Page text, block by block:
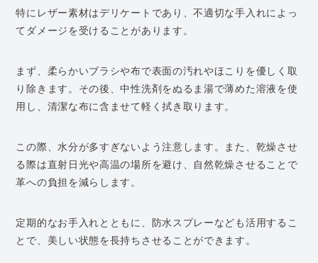
特にレザー素材はデリケートであり、不適切な手入れによっ
てダメージを受けることがあります。
まず、柔らかいブラシや布で表面の汚れやほこりを優しく取
り除きます。その後、中性洗剤をぬるま湯で薄めた溶液を使
用し、清潔な布に含ませて軽く拭き取ります。
この際、水分が多すぎないよう注意します。また、乾燥させ
る際は直射日光や高温の場所を避け、自然乾燥させることで
革への負担を減らします。
定期的なお手入れとともに、防水スプレーなども活用するこ
とで、美しい状態を長持ちさせることができます。